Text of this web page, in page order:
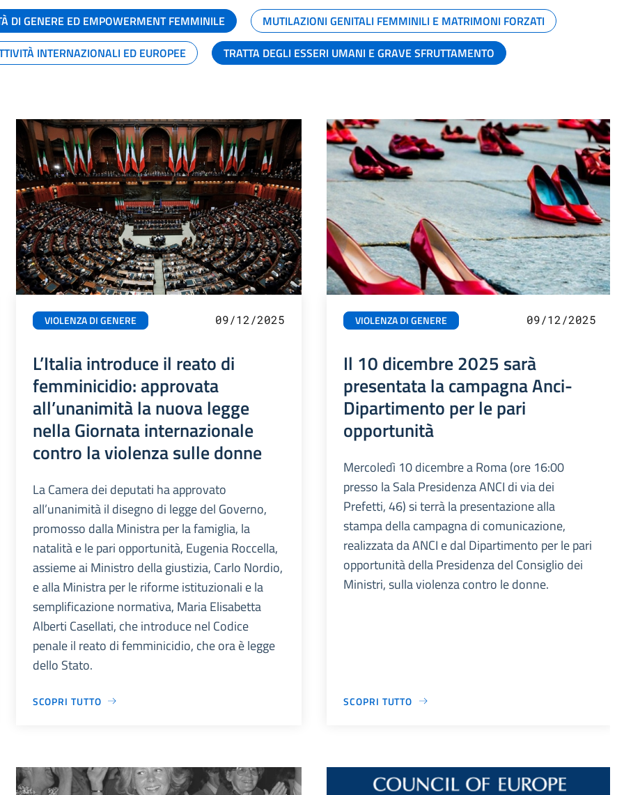
DI GENERE ED EMPOWERMENT FEMMINILE
MUTILAZIONI GENITALI FEMMINILI E MATRIMONI FORZATI
INTERNAZIONALI ED EUROPEE
TRATTA DEGLI ESSERI UMANI E GRAVE SFRUTTAMENTO
VIOLENZA DI GENERE 09/12/2025
L’Italia introduce il reato di
femminicidio: approvata
all’unanimità la nuova legge
nella Giornata internazionale
contro la violenza sulle donne
La Camera dei deputati ha approvato
all’unanimità il disegno di legge del Governo,
promosso dalla Ministra per la famiglia, la
natalità e le pari opportunità, Eugenia Roccella,
assieme ai Ministro della giustizia, Carlo Nordio,
e alla Ministra per le riforme istituzionali e la
semplificazione normativa, Maria Elisabetta
Alberti Casellati, che introduce nel Codice
penale il reato di femminicidio, che ora è legge
dello Stato.
SCOPRI TUTTO
VIOLENZA DI GENERE 09/12/2025
Il 10 dicembre 2025 sarà
presentata la campagna Anci-
Dipartimento per le pari
opportunità
Mercoledì 10 dicembre a Roma (ore 16:00
presso la Sala Presidenza ANCI di via dei
Prefetti, 46) si terrà la presentazione alla
stampa della campagna di comunicazione,
realizzata da ANCI e dal Dipartimento per le pari
opportunità della Presidenza del Consiglio dei
Ministri, sulla violenza contro le donne.
SCOPRI TUTTO